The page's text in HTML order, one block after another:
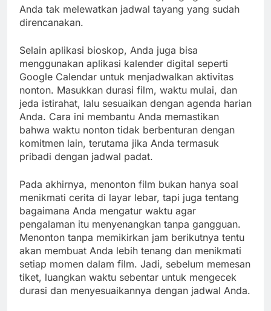
Anda tak melewatkan jadwal tayang yang sudah
direncanakan.
Selain aplikasi bioskop, Anda juga bisa
menggunakan aplikasi kalender digital seperti
Google Calendar untuk menjadwalkan aktivitas
nonton. Masukkan durasi film, waktu mulai, dan
jeda istirahat, lalu sesuaikan dengan agenda harian
Anda. Cara ini membantu Anda memastikan
bahwa waktu nonton tidak berbenturan dengan
komitmen lain, terutama jika Anda termasuk
pribadi dengan jadwal padat.
Pada akhirnya, menonton film bukan hanya soal
menikmati cerita di layar lebar, tapi juga tentang
bagaimana Anda mengatur waktu agar
pengalaman itu menyenangkan tanpa gangguan.
Menonton tanpa memikirkan jam berikutnya tentu
akan membuat Anda lebih tenang dan menikmati
setiap momen dalam film. Jadi, sebelum memesan
tiket, luangkan waktu sebentar untuk mengecek
durasi dan menyesuaikannya dengan jadwal Anda.